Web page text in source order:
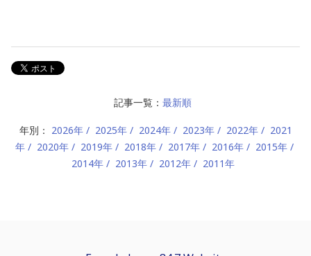
記事一覧： 最新順
年別： 2026年 2025年 2024年 2023年 2022年
2021
年
2020年 2019年 2018年 2017年 2016年
2015年
2014年
2013年 2012年 2011年